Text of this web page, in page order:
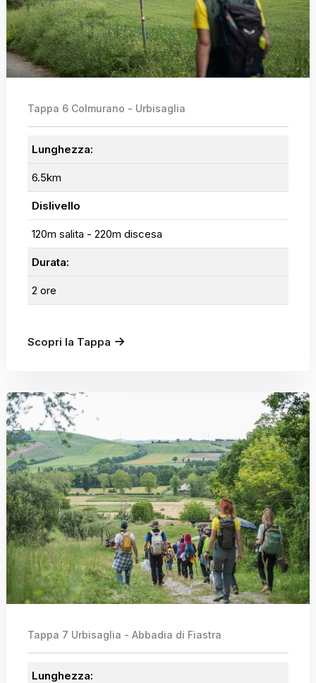
Tappa 6 Colmurano - Urbisaglia
Lunghezza:
6.5km
Dislivello
120m salita - 220m discesa
Durata:
2 ore
Scopri la Tappa
Tappa 7 Urbisaglia - Abbadia di Fiastra
Lunghezza: